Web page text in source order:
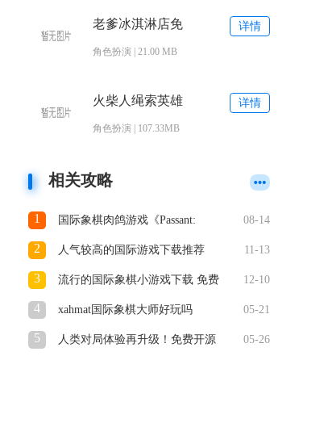
老爹冰淇淋店免
角色扮演 | 21.00 MB
详情
火柴人绳索英雄
角色扮演 | 107.33MB
详情
相关攻略
1 国际象棋肉鸽游戏《Passant: 08-14
2 人气较高的国际游戏下载推荐 11-13
3
流行的国际象棋小游戏下载 免费
12-10
4
xahmat国际象棋大师好玩吗
05-21
5
人类对局体验再升级！免费开源
05-26